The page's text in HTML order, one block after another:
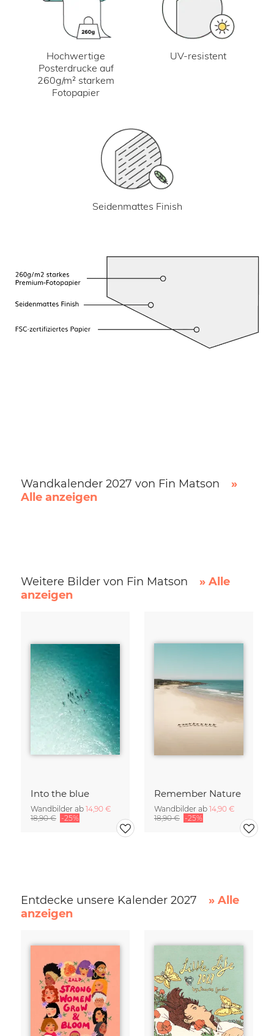
Hochwertige
Posterdrucke auf
260g/m² starkem
Fotopapier
UV-resistent
Seidenmattes Finish
Wandkalender 2027 von Fin Matson
»
Alle anzeigen
Weitere Bilder von Fin Matson
» Alle
anzeigen
Into the blue
Wandbilder ab 14,90 €
18,90 € -25%
Remember Nature
Wandbilder ab 14,90 €
18,90 € -25%
Entdecke unsere Kalender 2027
» Alle
anzeigen